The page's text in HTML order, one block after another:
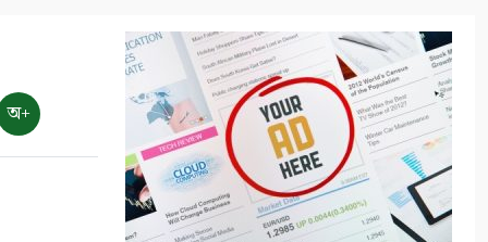
আশাশুনিতে পৃথক অভিযানে ৩
আসামি গ্রেপ্তার
৬
ভোমরা বন্দর দিয়ে দুই দিনে এলো
৭১২ মেট্রিক টন কাঁচা মরিচ
৭
অ+